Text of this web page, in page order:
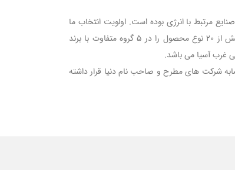
مرتبط با انرژی بوده است. اولویت انتخاب ما
محصولاتی بوده که تولیدکننده داخلی نداشته و یا طراحی و تولید آن در کشور، براساس دانش فنی نبوده است. در این راستا هم اکنون این شرکت بیش از 20 نوع محصول را در 5 گروه متفاوت با برند
شرکت های مطرح و صاحب نام دنیا قرار داشته